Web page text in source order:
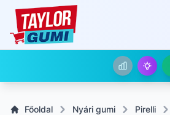
Főoldal Nyári gumi Pirelli